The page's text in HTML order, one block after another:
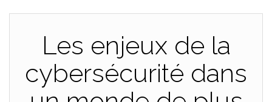
Les enjeux de la
cybersécurité dans